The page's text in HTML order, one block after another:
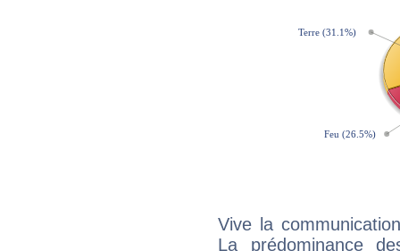
Vive la
La prédominance